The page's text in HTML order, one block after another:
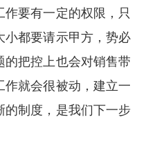
要有一定的权限，只
小都要请示甲方，势必
的把控上也会对销售带
作就会很被动，建立一
的制度，是我们下一步